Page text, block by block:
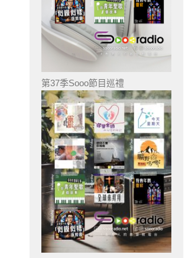
第37季Sooo節目巡禮